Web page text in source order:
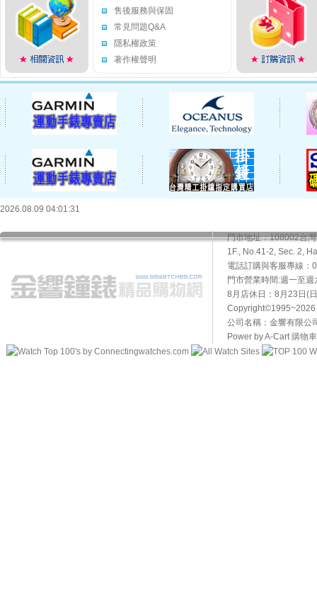
售後服務與保固
常見問題Q&A
隱私權政策
著作權聲明
2026.08.09 04:01:31
門市地址：108002台
1F., No.41-2, Sec. 2,
電話訂購與客服專線
門市營業時間:週一至
8月店休日：8月23日(
Copyright©1995~2026
公司名稱：金響有限公
Power by A-Cart購物車